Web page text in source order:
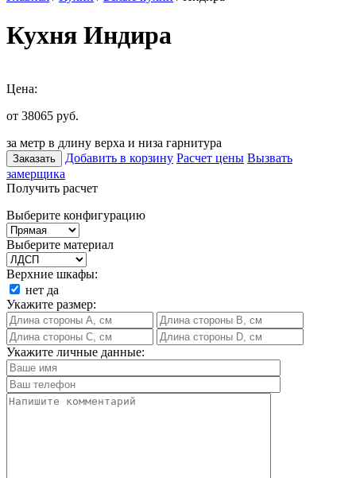
Кухня Индира
Цена:
от 38065 руб.
за метр в длину верха и низа гарнитура
Заказать Добавить в корзину Расчет цены Вызвать
замерщика
Получить расчет
Выберите конфигурацию
Выберите материал
Верхние шкафы:
нет да
Укажите размер:
Укажите личные данные: